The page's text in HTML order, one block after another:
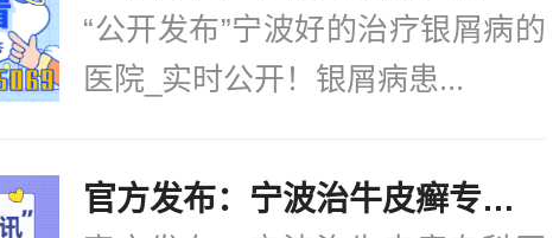
“公开发布”宁波好的治疗银屑病的
医院_实时公开！银屑病患...
官方发布：宁波治牛皮癣专科医院-在线更新：得牛皮癣有什么忌口的吗？